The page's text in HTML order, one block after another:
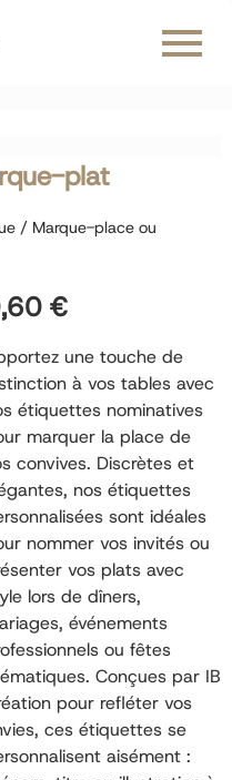
plat
/ Marque-place ou
€
une touche de
à vos tables avec
étiquettes nominatives
marquer la place de
convives. Discrètes et
nos étiquettes
sont idéales
nommer vos invités ou
vos plats avec
lors de dîners,
événements
ou fêtes
Conçues par IB
pour refléter vos
ces étiquettes se
aisément :